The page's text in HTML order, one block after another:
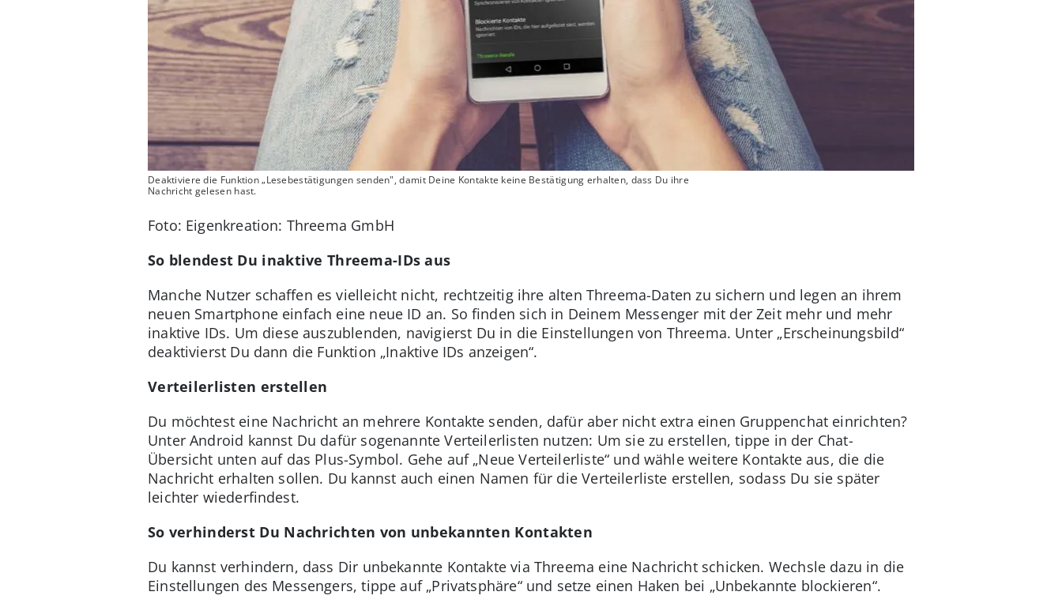
Deaktiviere die Funktion „Lesebestätigungen senden", damit Deine Kontakte keine Bestätigung erhalten, dass Du ihre
Nachricht gelesen hast.
Foto: Eigenkreation: Threema GmbH
So blendest Du inaktive Threema-IDs aus
Manche Nutzer schaffen es vielleicht nicht, rechtzeitig ihre alten Threema-Daten zu sichern und legen an ihrem
neuen Smartphone einfach eine neue ID an. So finden sich in Deinem Messenger mit der Zeit mehr und mehr
inaktive IDs. Um diese auszublenden, navigierst Du in die Einstellungen von Threema. Unter „Erscheinungsbild“
deaktivierst Du dann die Funktion „Inaktive IDs anzeigen“.
Verteilerlisten erstellen
Du möchtest eine Nachricht an mehrere Kontakte senden, dafür aber nicht extra einen Gruppenchat einrichten?
Unter Android kannst Du dafür sogenannte Verteilerlisten nutzen: Um sie zu erstellen, tippe in der Chat-
Übersicht unten auf das Plus-Symbol. Gehe auf „Neue Verteilerliste“ und wähle weitere Kontakte aus, die die
Nachricht erhalten sollen. Du kannst auch einen Namen für die Verteilerliste erstellen, sodass Du sie später
leichter wiederfindest.
So verhinderst Du Nachrichten von unbekannten Kontakten
Du kannst verhindern, dass Dir unbekannte Kontakte via Threema eine Nachricht schicken. Wechsle dazu in die
Einstellungen des Messengers, tippe auf „Privatsphäre“ und setze einen Haken bei „Unbekannte blockieren“.